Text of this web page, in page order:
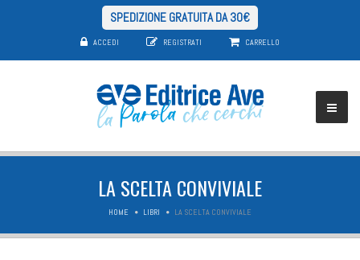
SPEDIZIONE GRATUITA DA 30€
ACCEDI REGISTRATI CARRELLO
LA SCELTA CONVIVIALE
HOME LIBRI LA SCELTA CONVIVIALE